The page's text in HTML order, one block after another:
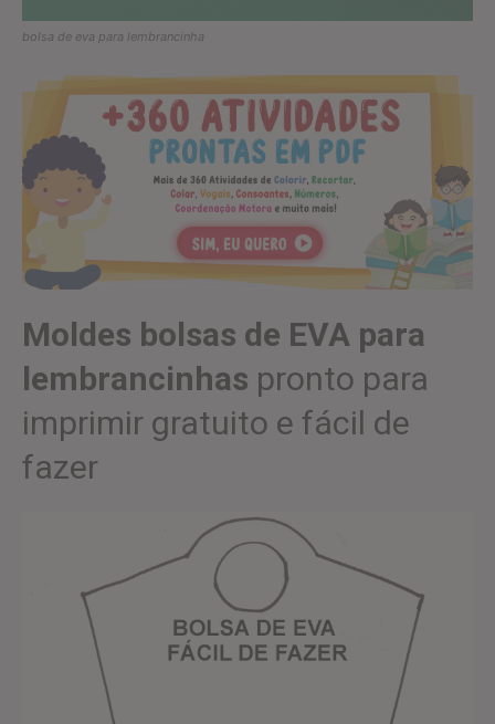
bolsa de eva para lembrancinha
Moldes bolsas de EVA para
lembrancinhas pronto para
imprimir gratuito e fácil de
fazer